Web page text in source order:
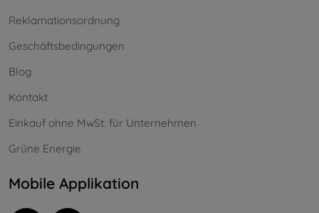
Reklamationsordnung
Geschäftsbedingungen
Blog
Kontakt
Einkauf ohne MwSt. für Unternehmen
Grüne Energie
Mobile Applikation